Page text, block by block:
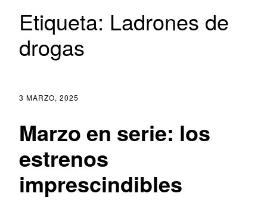
Etiqueta: Ladrones de
drogas
3 MARZO, 2025
Marzo en serie: los
estrenos
imprescindibles